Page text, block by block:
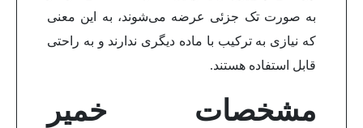
به صورت تک جزئی عرضه می‌شوند، به این معنی
که نیازی به ترکیب با ماده دیگری ندارند و به راحتی
قابل استفاده هستند.
مشخصات خمیر